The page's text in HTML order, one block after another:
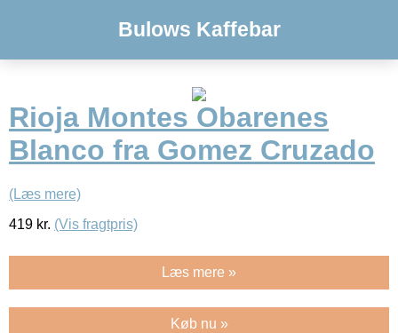
Bulows Kaffebar
Rioja Montes Obarenes
Blanco fra Gomez Cruzado
(Læs mere)
419 kr. (Vis fragtpris)
Læs mere »
Køb nu »